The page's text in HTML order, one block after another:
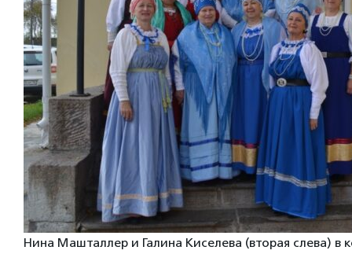
Нина Машталлер и Галина Киселева (вторая слева)